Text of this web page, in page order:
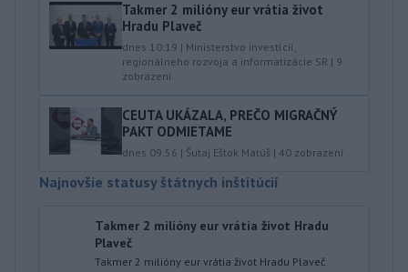
Takmer 2 milióny eur vrátia život
Hradu Plaveč
dnes 10:19 | Ministerstvo investícií,
regionálneho rozvoja a informatizácie SR | 9
zobrazení
CEUTA UKÁZALA, PREČO MIGRAČNÝ
PAKT ODMIETAME
dnes 09:56 | Šutaj Eštok Matúš | 40 zobrazení
Najnovšie statusy štátnych inštitúcií
Takmer 2 milióny eur vrátia život Hradu
Plaveč
Takmer 2 milióny eur vrátia život Hradu Plaveč